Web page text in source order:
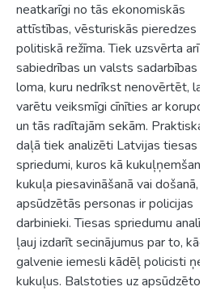
neatkarīgi no tās ekonomiskās
attīstības, vēsturiskās pieredzes
politiskā režīma. Tiek uzsvērta arī
sabiedrības un valsts sadarbības
loma, kuru nedrīkst nenovērtēt, lai
varētu veiksmīgi cīnīties ar
un tās radītajām sekām.
daļā tiek analizēti Latvijas tiesas
spriedumi, kuros kā kukuļņemšanā,
kukuļa piesavināšanā vai došanā,
apsūdzētās personas ir policijas
darbinieki. Tiesas spriedumu
ļauj izdarīt secinājumus par to, kādi
galvenie iemesli kādēļ policisti
kukuļus. Balstoties uz apsūdzēto